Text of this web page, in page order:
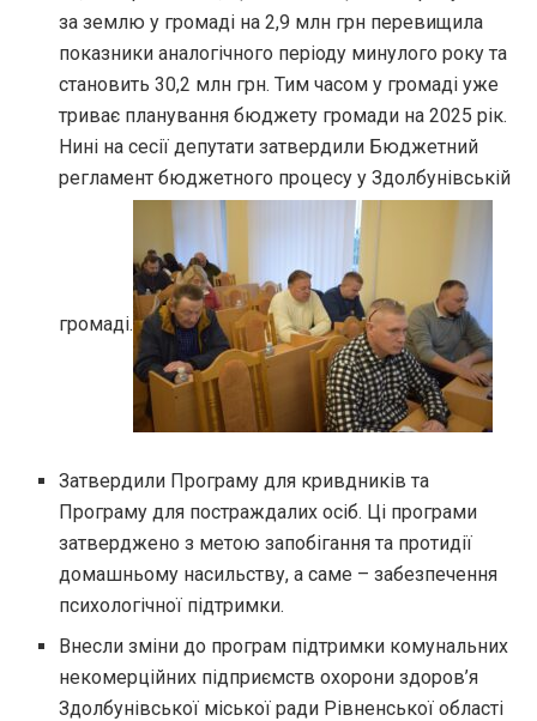
за землю у громаді на 2,9 млн грн перевищила
показники аналогічного періоду минулого року та
становить 30,2 млн грн. Тим часом у громаді уже
триває планування бюджету громади на 2025 рік.
Нині на сесії депутати затвердили Бюджетний
регламент бюджетного процесу у Здолбунівській
громаді.
Затвердили Програму для кривдників та
Програму для постраждалих осіб. Ці програми
затверджено з метою запобігання та протидії
домашньому насильству, а саме – забезпечення
психологічної підтримки.
Внесли зміни до програм підтримки комунальних
некомерційних підприємств охорони здоров’я
Здолбунівської міської ради Рівненської області